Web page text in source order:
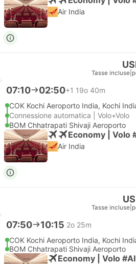
Air India
Tasse incluse
07:10 02:50+1 19o 40m
COK Kochi Aeroporto India, Kochi
Connessione automatica | Volo+Volo
BOM Chhatrapati Shivaji Aeroporto
Economy | Volo
Air India
Tasse incluse
07:50 10:15 2o 25m
COK Kochi Aeroporto India, Kochi
BOM Chhatrapati Shivaji Aeroporto
Economy | Volo